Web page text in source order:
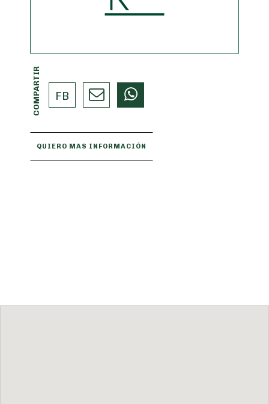
COMPARTIR FB
QUIERO MAS INFORMACIÓN